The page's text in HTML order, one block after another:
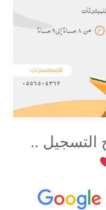
التسجيل ..